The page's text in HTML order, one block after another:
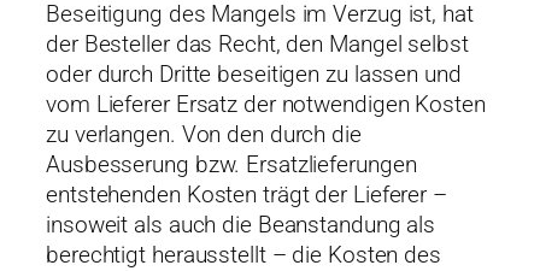
Beseitigung des Mangels im Verzug ist, hat
der Besteller das Recht, den Mangel selbst
oder durch Dritte beseitigen zu lassen und
vom Lieferer Ersatz der notwendigen Kosten
zu verlangen. Von den durch die
Ausbesserung bzw. Ersatzlieferungen
entstehenden Kosten trägt der Lieferer –
insoweit als auch die Beanstandung als
berechtigt herausstellt – die Kosten des